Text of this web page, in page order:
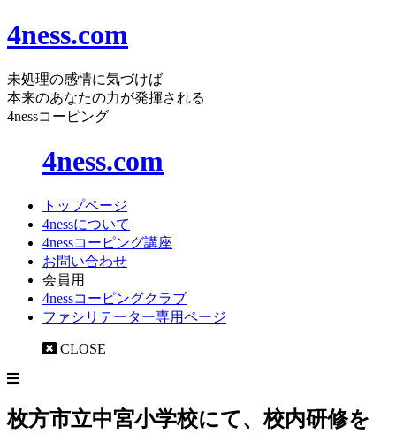
4ness.com
未処理の感情に気づけば
本来のあなたの力が発揮される
4nessコーピング
4ness.com
トップページ
4nessについて
4nessコーピング講座
お問い合わせ
会員用
4nessコーピングクラブ
ファシリテーター専用ページ
CLOSE
枚方市立中宮小学校にて、校内研修を